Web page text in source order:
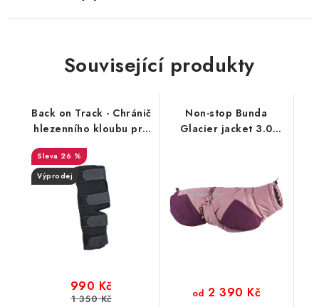
Související produkty
Back on Track - Chránič
hlezenního kloubu pro
psy 2 ks
26 %
Výprodej
990 Kč
1 350 Kč
Non-stop Bunda
Glacier jacket 3.0
od 2 390 Kč